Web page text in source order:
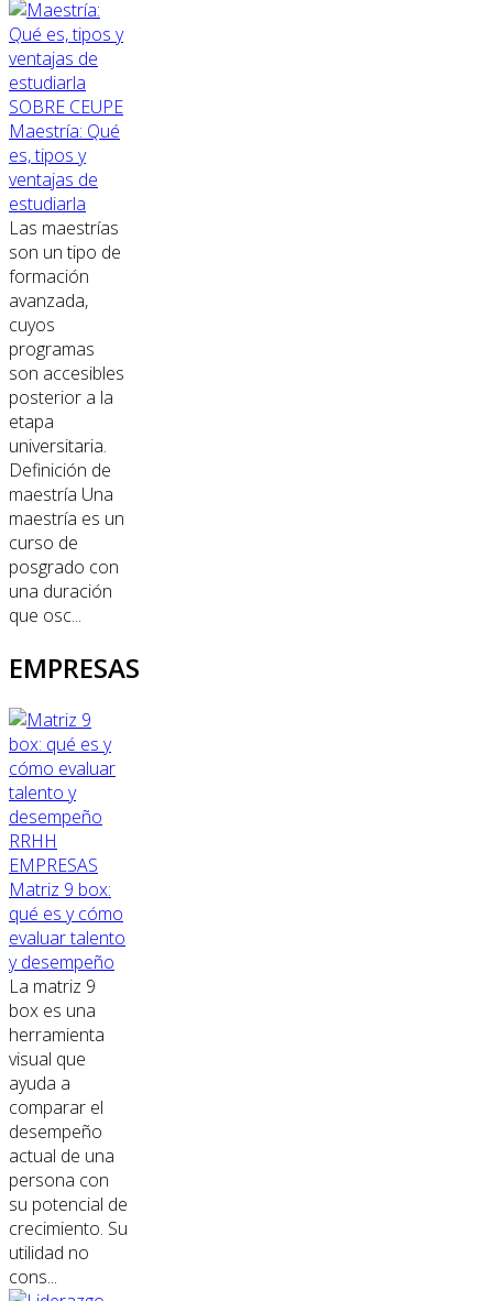
SOBRE CEUPE
Maestría: Qué
es, tipos y
ventajas de
estudiarla
Las maestrías
son un tipo de
formación
avanzada,
cuyos
programas
son accesibles
posterior a la
etapa
universitaria.
Definición de
maestría Una
maestría es un
curso de
posgrado con
una duración
que osc...
EMPRESAS
RRHH
EMPRESAS
Matriz 9 box:
qué es y cómo
evaluar talento
y desempeño
La matriz 9
box es una
herramienta
visual que
ayuda a
comparar el
desempeño
actual de una
persona con
su potencial de
crecimiento. Su
utilidad no
cons...